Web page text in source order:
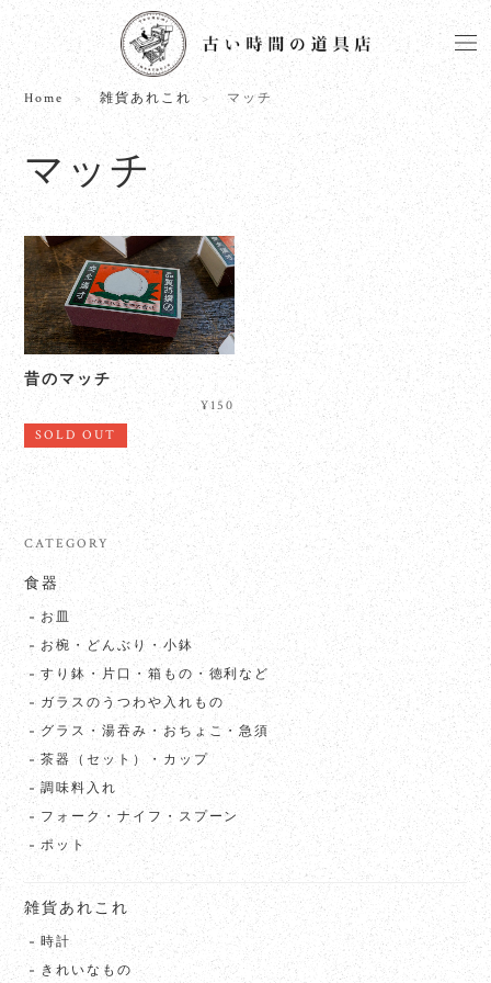
Home 雑貨あれこれ マッチ
マッチ
昔のマッチ
¥150
SOLD OUT
CATEGORY
食器
お皿
お椀・どんぶり・小鉢
すり鉢・片口・箱もの・徳利など
ガラスのうつわや入れもの
グラス・湯吞み・おちょこ・急須
茶器（セット）・カップ
調味料入れ
フォーク・ナイフ・スプーン
ポット
雑貨あれこれ
時計
きれいなもの